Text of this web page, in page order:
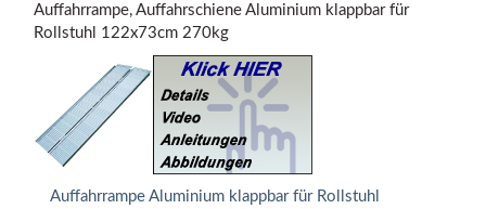
Auffahrrampe, Auffahrschiene Aluminium klappbar für
Rollstuhl 122x73cm 270kg
Auffahrrampe Aluminium klappbar für Rollstuhl